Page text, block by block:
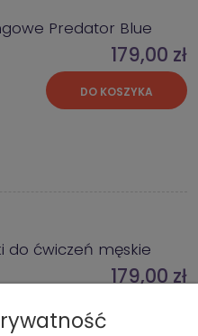
Predator Blue
179,00 zł
DO KOSZYKA
do ćwiczeń męskie
179,00 zł
DO KOSZYKA